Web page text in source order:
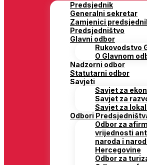
Predsjednik
Generalni sekretar
Zamjenici
Predsjedništvo
Glavni odbor
Rukovodstvo
O Glavnom
Nadzorni odbor
Statutarni odbor
Savjeti
Savjet za
Savjet za
Savjet za
Odbori
Odbor za
vrijednosti
naroda i
Hercegovine
Odbor za